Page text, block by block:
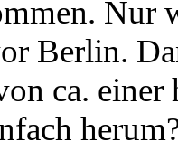
Nur
Berlin.
ca. einer